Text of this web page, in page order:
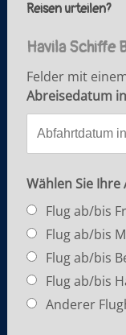
Reisen urteilen?
Havila Schiffe
Felder mit
Abreisedatum
Wählen Sie Ihre
Flug ab/bis
Flug ab/bis
Flug ab/bis
Flug ab/bis
Anderer